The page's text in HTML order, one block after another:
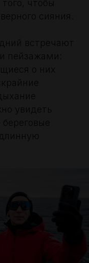
чтобы
сияния.
встречают
пейзажами:
о них
увидеть